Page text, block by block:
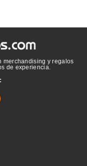
merchandising y regalos
de experiencia.